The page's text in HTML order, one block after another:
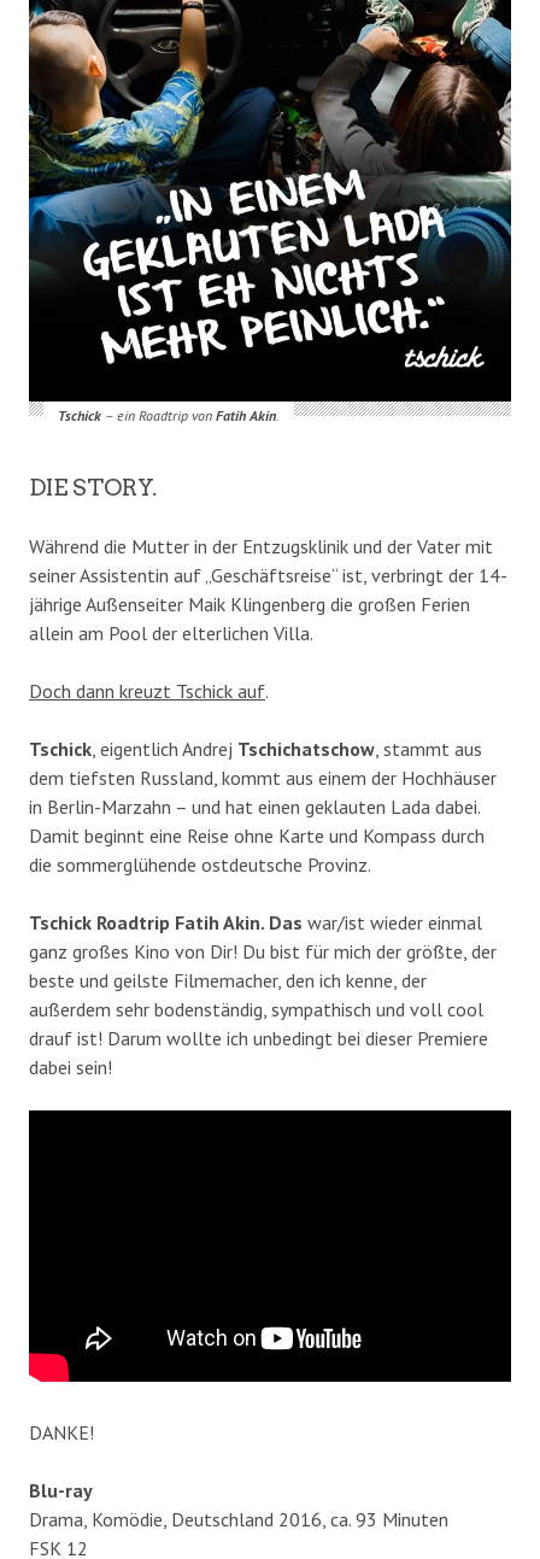
Tschick– ein Roadtrip von Fatih Akin.
DIE STORY.
Während die Mutter in der Entzugsklinik und der Vater mit
seiner Assistentin auf „Geschäftsreise“ ist, verbringt der 14-
jährige Außenseiter Maik Klingenberg die großen Ferien
allein am Pool der elterlichen Villa.
Doch dann kreuzt Tschick auf.
Tschick, eigentlich Andrej Tschichatschow, stammt aus
dem tiefsten Russland, kommt aus einem der Hochhäuser
in Berlin-Marzahn – und hat einen geklauten Lada dabei.
Damit beginnt eine Reise ohne Karte und Kompass durch
die sommerglühende ostdeutsche Provinz.
Tschick Roadtrip Fatih Akin. Das war/ist wieder einmal
ganz großes Kino von Dir! Du bist für mich der größte, der
beste und geilste Filmemacher, den ich kenne, der
außerdem sehr bodenständig, sympathisch und voll cool
drauf ist! Darum wollte ich unbedingt bei dieser Premiere
dabei sein!
DANKE!
Blu-ray
Drama, Komödie, Deutschland 2016, ca. 93 Minuten
FSK 12